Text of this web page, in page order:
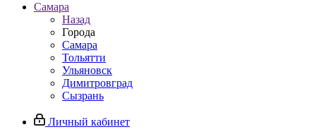
Самара
Назад
Города
Самара
Тольятти
Ульяновск
Димитровград
Сызрань
Личный кабинет